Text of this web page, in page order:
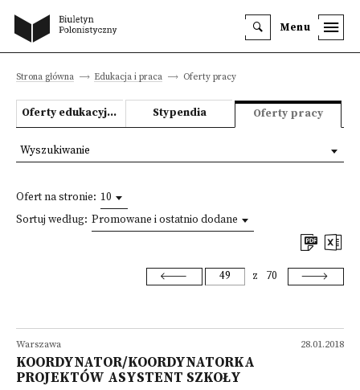
Menu
Strona główna Edukacja i praca Oferty pracy
Oferty edukacyjne Stypendia Oferty pracy
Ofert na stronie: 10
Sortuj według: Promowane i ostatnio dodane
z 70
28.01.2018
Warszawa
KOORDYNATOR/KOORDYNATORKA
PROJEKTÓW ASYSTENT SZKOŁY
Wyszukiwanie